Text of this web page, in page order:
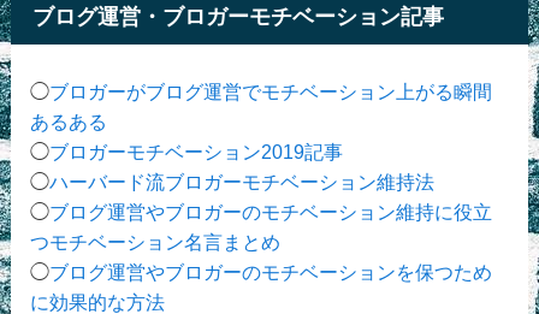
ブログ運営・ブロガーモチベーション記事
◯ブロガーがブログ運営でモチベーション上がる瞬間
あるある
◯ブロガーモチベーション2019記事
◯ハーバード流ブロガーモチベーション維持法
◯ブログ運営やブロガーのモチベーション維持に役立
つモチベーション名言まとめ
◯ブログ運営やブロガーのモチベーションを保つため
に効果的な方法